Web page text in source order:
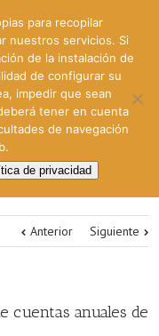
Anterior Siguiente
cuentas anuales de
para recopilar
nuestros servicios. Si
de la instalación de
de configurar su
impedir que sean
tener en cuenta
de navegación
de privacidad